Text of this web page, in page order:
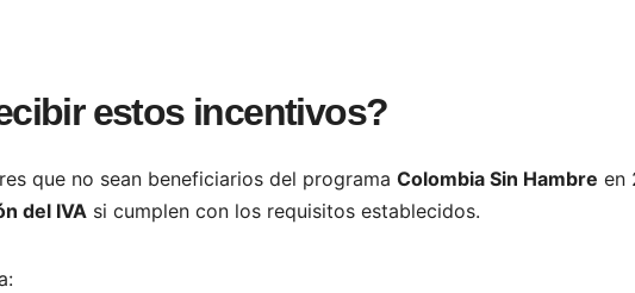
estos incentivos?
que no sean beneficiarios del programa Colombia Sin Hambre en
del IVA si cumplen con los requisitos establecidos.